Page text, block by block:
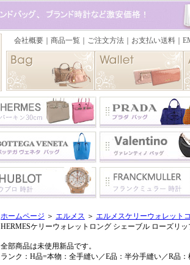
ホームページ ＞ エルメス ＞ エルメスケリーウォレット
HERMESケリーウォレットロング シェーブル ローズリ
全部商品は未使用新品です。
ランク：H品=本物：全手縫い／E品：半分手縫い／R品：